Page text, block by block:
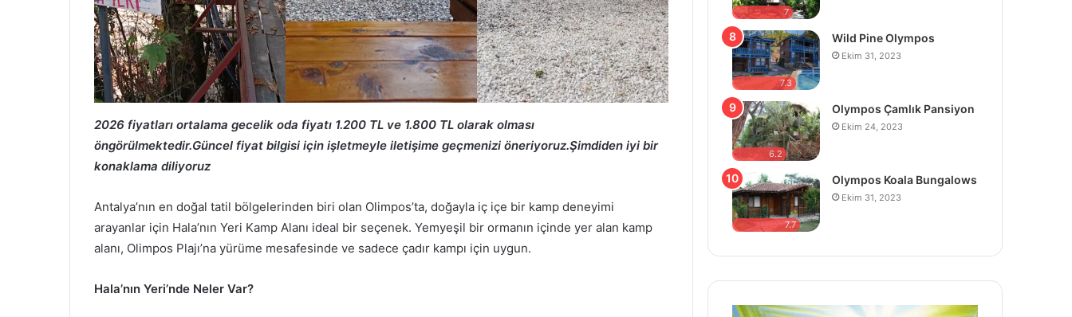
2026 fiyatları ortalama gecelik oda fiyatı 1.200 TL ve 1.800 TL olarak olması
öngörülmektedir.Güncel fiyat bilgisi için işletmeyle iletişime geçmenizi öneriyoruz.Şimdiden iyi bir
konaklama diliyoruz
Antalya’nın en doğal tatil bölgelerinden biri olan Olimpos’ta, doğayla iç içe bir kamp deneyimi
arayanlar için Hala’nın Yeri Kamp Alanı ideal bir seçenek. Yemyeşil bir ormanın içinde yer alan kamp
alanı, Olimpos Plajı’na yürüme mesafesinde ve sadece çadır kampı için uygun.
Hala’nın Yeri’nde Neler Var?
7
7.3
Wild Pine Olympos
Ekim 31, 2023
6.2
Olympos Çamlık Pansiyon
Ekim 24, 2023
7.7
Olympos Koala Bungalows
Ekim 31, 2023